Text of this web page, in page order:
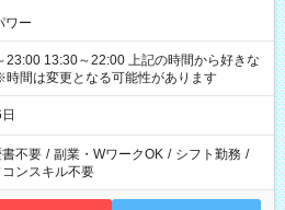
ワー
～22:00 上記の時間から好きな
間は変更となる可能性があります
書不要 / 副業・WワークOK / シフト勤務 /
ンスキル不要